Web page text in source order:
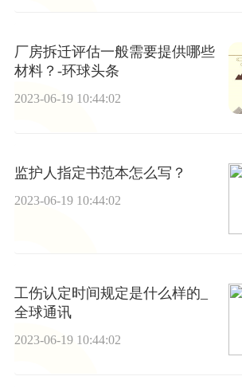
厂房拆迁评估一般需要提供哪些
材料？-环球头条
2023-06-19 10:44:02
监护人指定书范本怎么写？
2023-06-19 10:44:02
工伤认定时间规定是什么样的_
全球通讯
2023-06-19 10:44:02